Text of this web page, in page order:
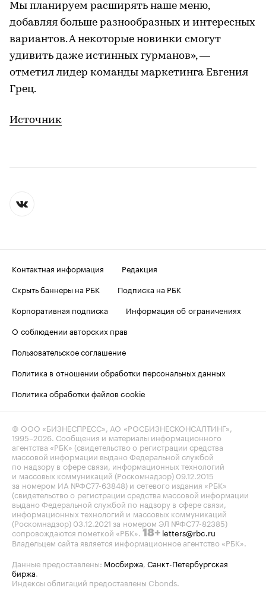
Мы планируем расширять наше меню,
добавляя больше разнообразных и интересных
вариантов. А некоторые новинки смогут
удивить даже истинных гурманов», —
отметил лидер команды маркетинга Евгения
Грец.
Источник
Контактная информация
Редакция
Скрыть баннеры на РБК
Подписка на РБК
Корпоративная подписка
Информация об ограничениях
О соблюдении авторских прав
Пользовательское соглашение
Политика в отношении обработки персональных данных
Политика обработки файлов cookie
© ООО «БИЗНЕСПРЕСС», АО «РОСБИЗНЕСКОНСАЛТИНГ»,
1995–2026. Сообщения и материалы информационного
агентства «РБК» (свидетельство о регистрации средства
массовой информации выдано Федеральной службой
по надзору в сфере связи, информационных технологий
и массовых коммуникаций (Роскомнадзор) 09.12.2015
за номером ИА №ФС77-63848) и сетевого издания «РБК»
(свидетельство о регистрации средства массовой информации
выдано Федеральной службой по надзору в сфере связи,
информационных технологий и массовых коммуникаций
(Роскомнадзор) 03.12.2021 за номером ЭЛ №ФС77-82385)
сопровождаются пометкой «РБК». 18+ letters@rbc.ru
Владельцем сайта является информационное агентство «РБК».
Данные предоставлены: Мосбиржа, Санкт-Петербургская
биржа.
Индексы облигаций предоставлены Cbonds.